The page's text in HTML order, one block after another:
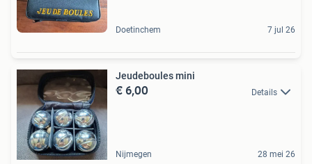
Doetinchem 7 jul 26
Jeudeboules mini
€ 6,00 Details
Nijmegen 28 mei 26